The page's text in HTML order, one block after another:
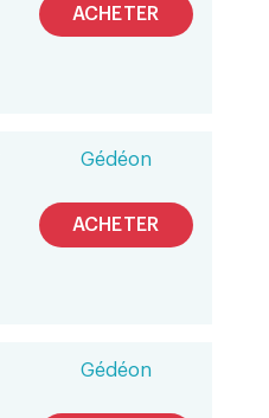
ACHETER
Gédéon
ACHETER
Gédéon